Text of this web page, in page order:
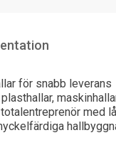
för snabb leverans
med